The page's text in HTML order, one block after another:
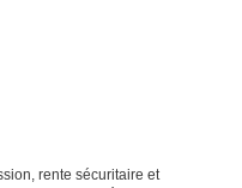
rente sécuritaire et